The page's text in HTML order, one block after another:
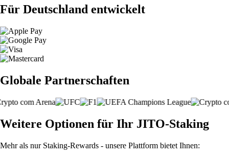
Für Deutschland entwickelt
Globale Partnerschaften
Weitere Optionen für Ihr JITO-Staking
Mehr als nur Staking-Rewards - unsere Plattform bietet Ihnen: